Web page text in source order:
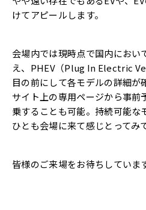
けてアピールします。
会場内では現時点で国内におい
え、PHEV（Plug In Electric
目の前にして各モデルの詳細が
サイト上の専用ページから事前
乗することも可能。持続可能な
ひとも会場に来て感じとってみ
皆様のご来場をお待ちしていま